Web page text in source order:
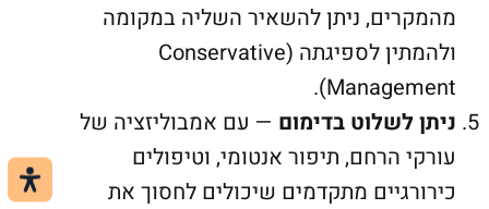
מהמקרים, ניתן להשאיר השליה במקומה
ולהמתין לספיגתה (Conservative
Management).
ניתן לשלוט בדימום — עם אמבוליזציה של
עורקי הרחם, תיפור אנטומי, וטיפולים
כירורגיים מתקדמים שיכולים לחסוך את